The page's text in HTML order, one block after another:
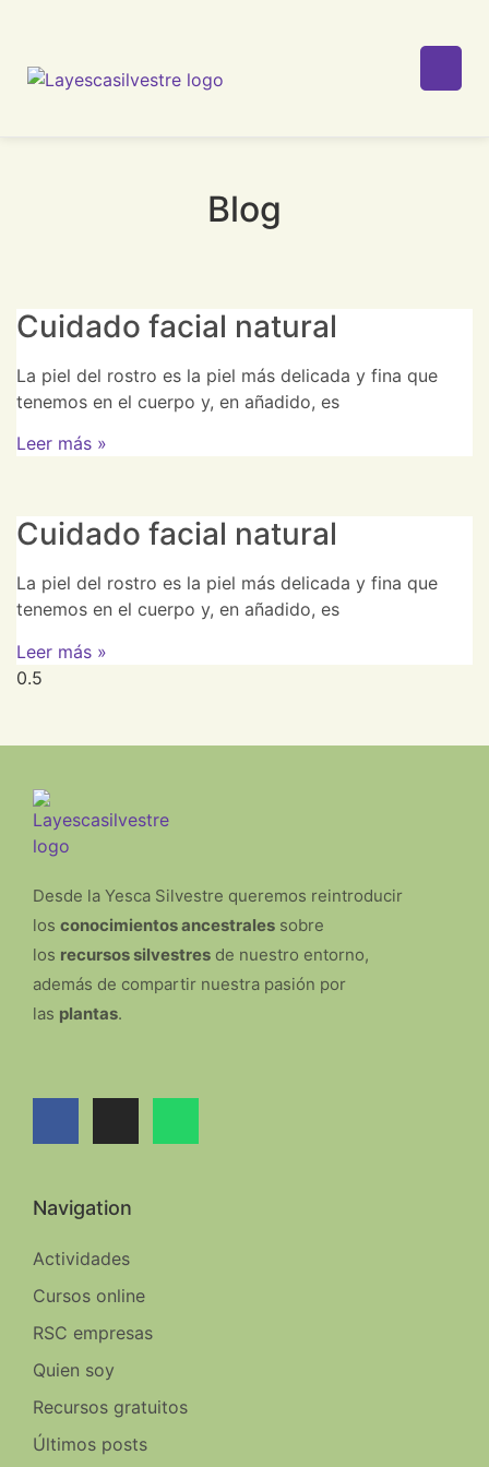
Blog
Cuidado facial natural
La piel del rostro es la piel más delicada y fina que
tenemos en el cuerpo y, en añadido, es
Leer más »
Cuidado facial natural
La piel del rostro es la piel más delicada y fina que
tenemos en el cuerpo y, en añadido, es
Leer más »
Desde la Yesca Silvestre queremos reintroducir
los conocimientos ancestrales sobre
los recursos silvestres de nuestro entorno,
además de compartir nuestra pasión por
las plantas.
Navigation
Actividades
Cursos online
RSC empresas
Quien soy
Recursos gratuitos
Últimos posts